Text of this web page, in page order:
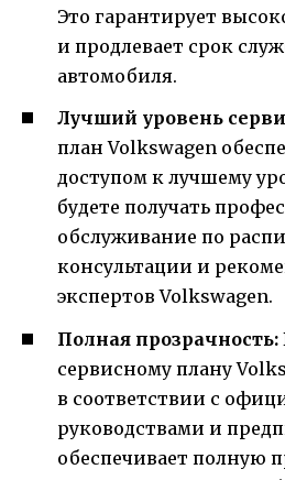
Это гарантирует
и продлевает срок
автомобиля.
Лучший уровень
план Volkswagen
доступом к лучшему
будете получать
обслуживание по
консультации и
экспертов Volkswagen.
Полная прозрачность:
сервисному плану
в соответствии с
руководствами и
обеспечивает полную